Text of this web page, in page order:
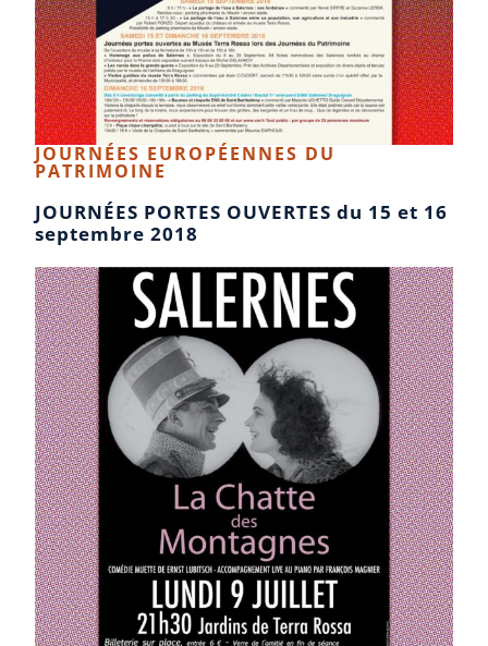
JOURNÉES EUROPÉENNES DU
PATRIMOINE​
JOURNÉES PORTES OUVERTES du 15 et 16
septembre 2018